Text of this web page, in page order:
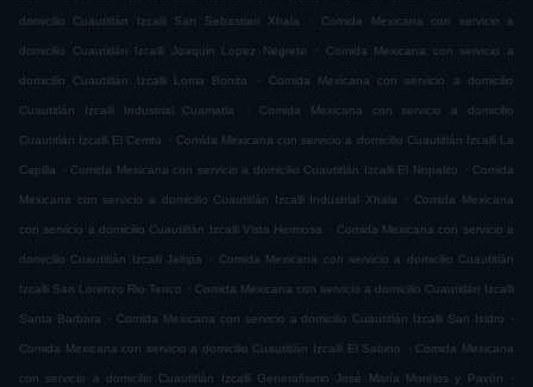
domicilio Cuautitlán Izcalli San Sebastian Xhala . Comida Mexicana con servicio a
domicilio Cuautitlán Izcalli Joaquin Lopez Negrete . Comida Mexicana con servicio a
domicilio Cuautitlán Izcalli Loma Bonita . Comida Mexicana con servicio a domicilio
Cuautitlán Izcalli Industrial Cuamatla . Comida Mexicana con servicio a domicilio
Cuautitlán Izcalli El Cerrito . Comida Mexicana con servicio a domicilio Cuautitlán Izcalli La
Capilla . Comida Mexicana con servicio a domicilio Cuautitlán Izcalli El Nopalito . Comida
Mexicana con servicio a domicilio Cuautitlán Izcalli Industrial Xhala . Comida Mexicana
con servicio a domicilio Cuautitlán Izcalli Vista Hermosa . Comida Mexicana con servicio a
domicilio Cuautitlán Izcalli Jaltipa . Comida Mexicana con servicio a domicilio Cuautitlán
Izcalli San Lorenzo Rio Tenco . Comida Mexicana con servicio a domicilio Cuautitlán Izcalli
Santa Barbara . Comida Mexicana con servicio a domicilio Cuautitlán Izcalli San Isidro .
Comida Mexicana con servicio a domicilio Cuautitlán Izcalli El Sabino . Comida Mexicana
con servicio a domicilio Cuautitlán Izcalli Generalísimo José María Morelos y Pavón .